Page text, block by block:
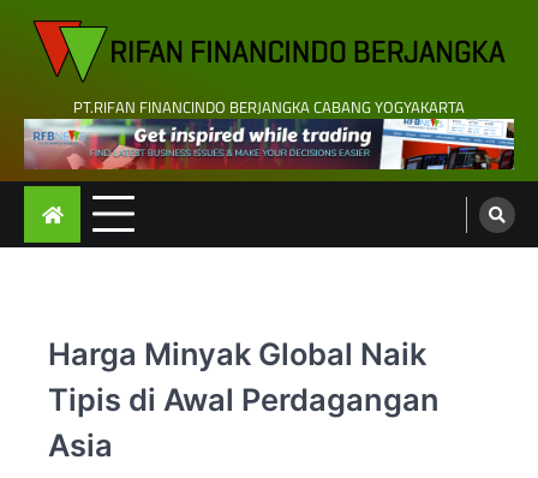
content
PT.RIFAN FINANCINDO BERJANGKA CABANG YOGYAKARTA
Harga Minyak Global Naik
Tipis di Awal Perdagangan
Asia